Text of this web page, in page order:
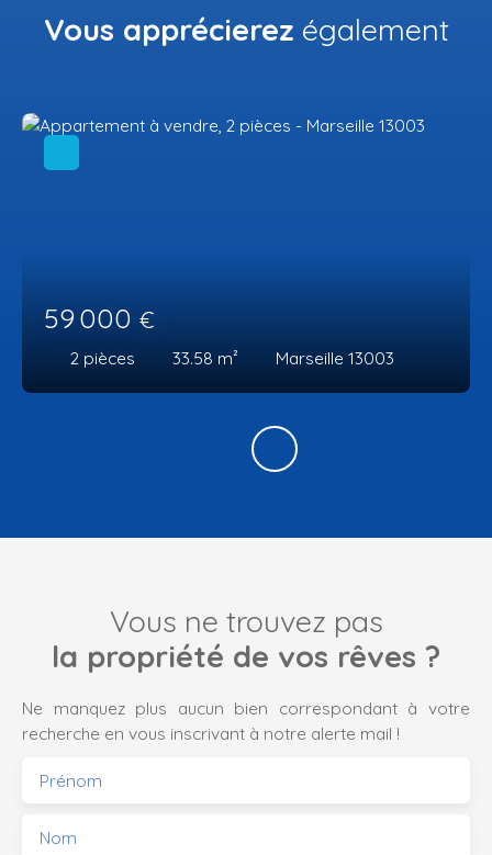
Vous apprécierez également
59 000 €
2 pièces 33.58 m² Marseille 13003
Vous ne trouvez pas
la propriété de vos rêves ?
Ne manquez plus aucun bien correspondant à votre
recherche en vous inscrivant à notre alerte mail !
Prénom
Nom